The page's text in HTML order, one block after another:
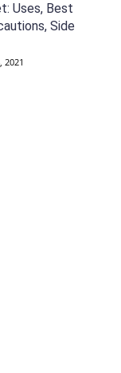
Uses, Best
Side
2021